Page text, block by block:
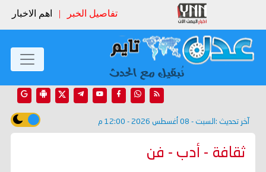
تفاصيل الخبر | اهم الاخبار